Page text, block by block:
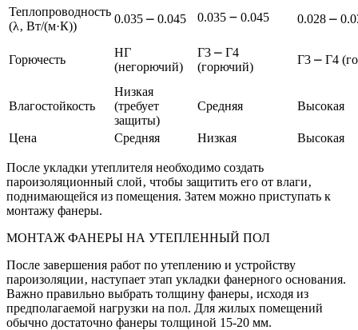
Теплопроводность
(λ‚ Вт/(м·К))
0.035 ⎼ 0.045 0.035 ౼ 0.045 0.028 ⎼
Горючесть
НГ
(негорючий)
Г3 ⎼ Г4
(горючий)
Г3 ⎼ Г4
Влагостойкость
Низкая
(требует
защиты)
Средняя Высокая
Цена Средняя Низкая Высокая
После укладки утеплителя необходимо создать
пароизоляционный слой‚ чтобы защитить его от влаги‚
поднимающейся из помещения. Затем можно приступать к
монтажу фанеры.
МОНТАЖ ФАНЕРЫ НА УТЕПЛЕННЫЙ ПОЛ
После завершения работ по утеплению и устройству
пароизоляции‚ наступает этап укладки фанерного основания.
Важно правильно выбрать толщину фанеры‚ исходя из
предполагаемой нагрузки на пол. Для жилых помещений
обычно достаточно фанеры толщиной 15-20 мм.